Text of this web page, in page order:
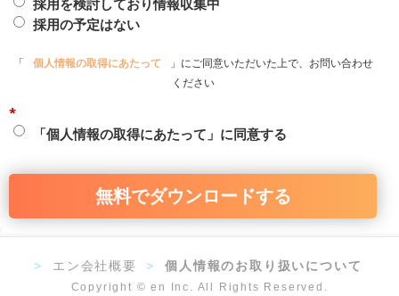
採用を検討しており情報収集中
採用の予定はない
「 個人情報の取得にあたって
」にご同意いただいた上で、お問い合わせ
ください
*
「個人情報の取得にあたって」に同意する
無料でダウンロードする
> エン会社概要 >個人情報のお取り扱いについて
Copyright © en Inc. All Rights Reserved.